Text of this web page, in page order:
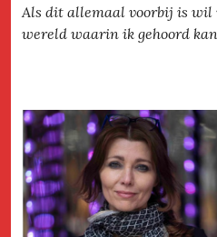
Als dit allemaal voorbij is wil
wereld waarin ik gehoord